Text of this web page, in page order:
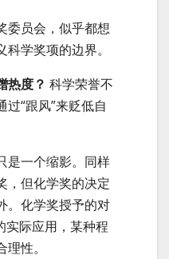
委员会，似乎都想
学奖项的边界。
热度？ 科学荣誉不
“跟风”来贬低自
是一个缩影。同样
，但化学奖的决定
。化学奖授予的对
实际应用，某种程
性。